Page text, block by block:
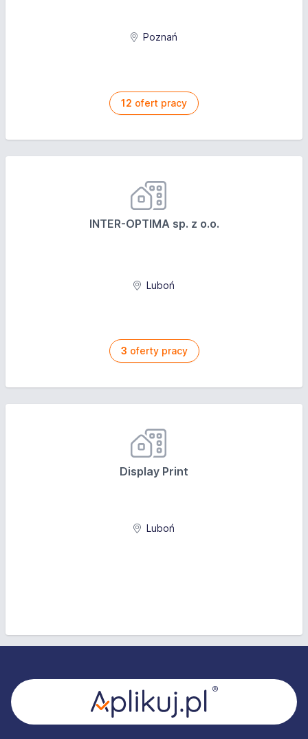
Poznań
12 ofert pracy
INTER-OPTIMA sp. z o.o.
Luboń
3 oferty pracy
Display Print
Luboń